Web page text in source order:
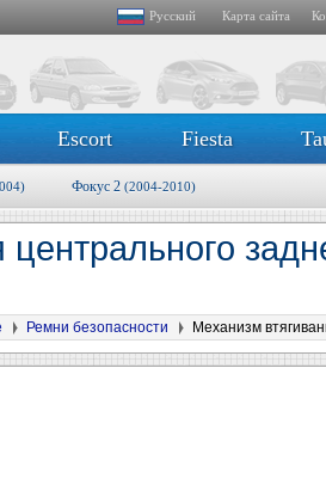
Русский Карта сайта
Escort Fiesta
Фокус 2 (2004-2010)
Ремни безопасности Механизм